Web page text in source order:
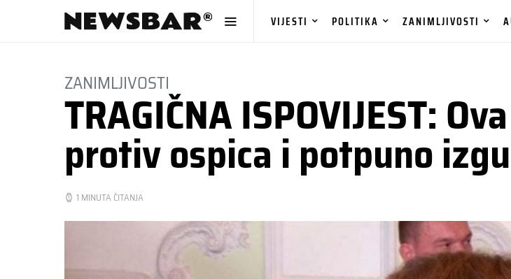
VIJESTI POLITIKA ZANIMLJIVOSTI
ZANIMLJIVOSTI
TRAGIČNA ISPOVIJEST:
protiv ospica i potpuno
1 MINUTA ČITANJA